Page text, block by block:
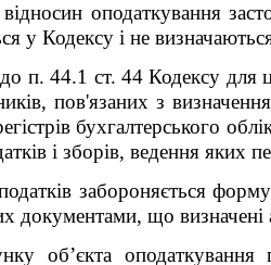
оподаткування
у Кодексу і не
п. 44.1 ст. 44 Кодексу для
пов'язаних з
бухгалтерського
і зборів, ведення яких
забороняється
документами, що
об’єкта оподаткування